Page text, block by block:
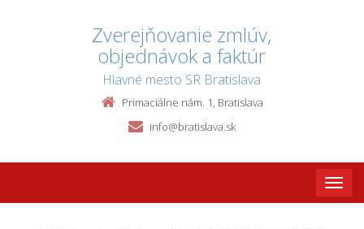
Zverejňovanie zmlúv,
objednávok a faktúr
Hlavné mesto SR Bratislava
Primaciálne nám. 1, Bratislava
info@bratislava.sk
Toggle